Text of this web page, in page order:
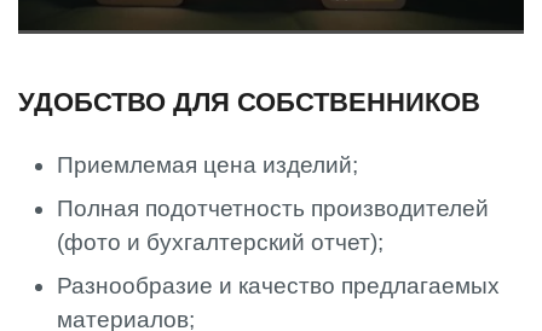
УДОБСТВО ДЛЯ СОБСТВЕННИКОВ
Приемлемая цена изделий;
Полная подотчетность производителей
(фото и бухгалтерский отчет);
Разнообразие и качество предлагаемых
материалов;